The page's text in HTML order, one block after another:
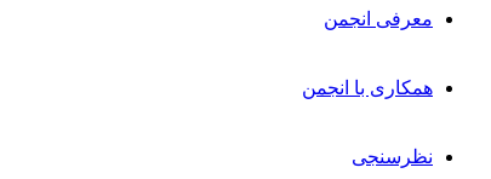
معرفی انجمن
همکاری با انجمن
نظرسنجی